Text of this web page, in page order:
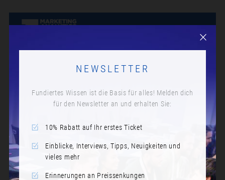
NEWSLETTER
Fundiertes Wissen ist die Basis für alles! Melden dich
für den Newsletter an und erhalten Sie:
10% Rabatt auf Ihr erstes Ticket
Einblicke, Interviews, Tipps, Neuigkeiten und
vieles mehr
Erinnerungen an Preissenkungen